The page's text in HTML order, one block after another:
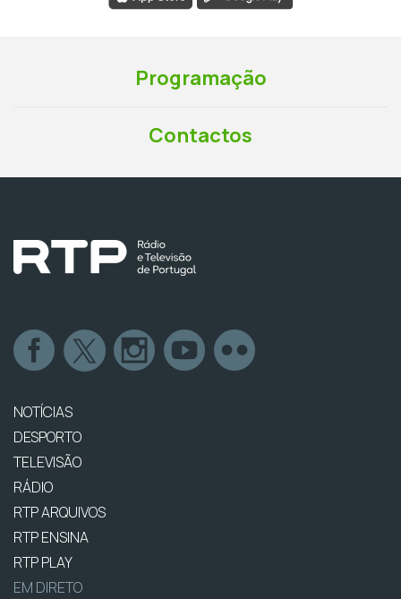
Programação
Contactos
NOTÍCIAS
DESPORTO
TELEVISÃO
RÁDIO
RTP ARQUIVOS
RTP ENSINA
RTP PLAY
EM DIRETO